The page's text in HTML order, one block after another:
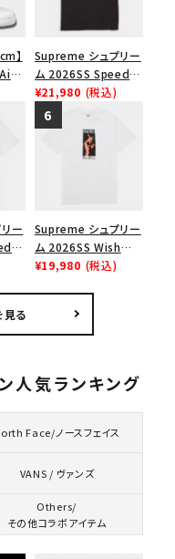
】
ォ
Supreme シュプリー
ム 2026SS Speed
Tee スピードTシャツ
ブラック
¥21,980 (税込)
ー
ツ
Supreme シュプリー
ム 2026SS Wish
Tee ウィッシュTシ
¥19,980 (税込)
見る
人気ランキング
Face/ノースフェイス
VANS / ヴァンズ
Others/
その他コラボアイテム